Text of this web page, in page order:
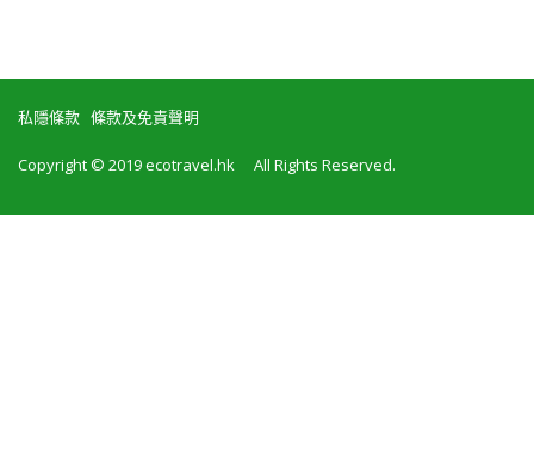
私隱條款 條款及免責聲明
Copyright © 2019 ecotravel.hk All Rights Reserved.